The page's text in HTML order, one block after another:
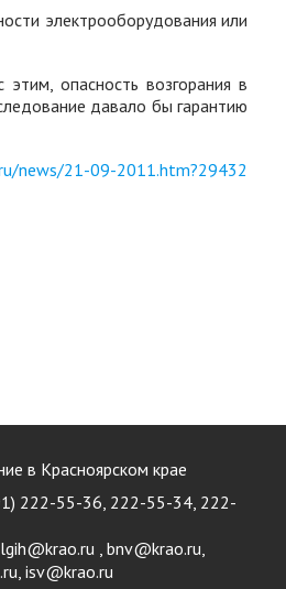
электрооборудования или
опасность возгорания в
давало бы гарантию
news/21-09-2011.htm?29432
в Красноярском крае
222-55-36, 222-55-34, 222-
, bnv@krao.ru,
isv@krao.ru